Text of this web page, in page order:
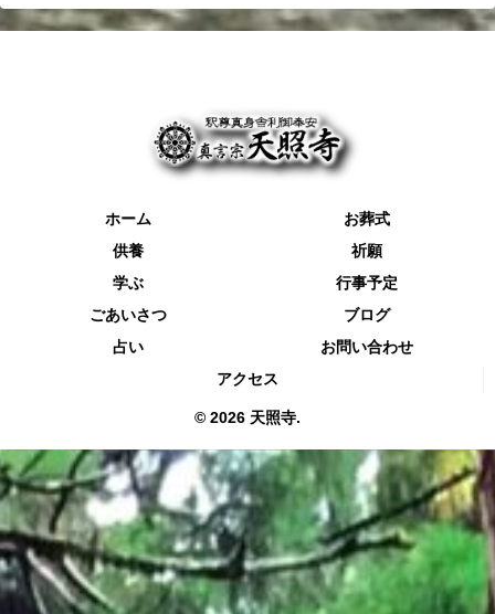
ホーム
お葬式
供養
祈願
学ぶ
行事予定
ごあいさつ
ブログ
占い
お問い合わせ
アクセス
© 2026 天照寺.